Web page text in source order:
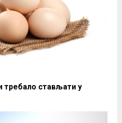
требало стављати у